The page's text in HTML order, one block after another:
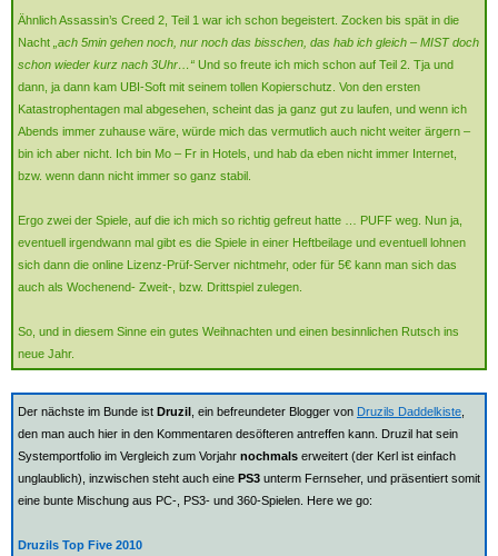
Ähnlich Assassin’s Creed 2, Teil 1 war ich schon begeistert. Zocken bis spät in die
Nacht „ach 5min gehen noch, nur noch das bisschen, das hab ich gleich – MIST doch
schon wieder kurz nach 3Uhr…“ Und so freute ich mich schon auf Teil 2. Tja und
dann, ja dann kam UBI-Soft mit seinem tollen Kopierschutz. Von den ersten
Katastrophentagen mal abgesehen, scheint das ja ganz gut zu laufen, und wenn ich
Abends immer zuhause wäre, würde mich das vermutlich auch nicht weiter ärgern –
bin ich aber nicht. Ich bin Mo – Fr in Hotels, und hab da eben nicht immer Internet,
bzw. wenn dann nicht immer so ganz stabil.
Ergo zwei der Spiele, auf die ich mich so richtig gefreut hatte … PUFF weg. Nun ja,
eventuell irgendwann mal gibt es die Spiele in einer Heftbeilage und eventuell lohnen
sich dann die online Lizenz-Prüf-Server nichtmehr, oder für 5€ kann man sich das
auch als Wochenend- Zweit-, bzw. Drittspiel zulegen.
So, und in diesem Sinne ein gutes Weihnachten und einen besinnlichen Rutsch ins
neue Jahr.
Der nächste im Bunde ist Druzil , ein befreundeter Blogger von Druzils Daddelkiste
den man auch hier in den Kommentaren desöfteren antreffen kann. Druzil hat sein
Systemportfolio im Vergleich zum Vorjahr nochmals erweitert (der Kerl ist einfach
unglaublich), inzwischen steht auch eine PS3 unterm Fernseher, und präsentiert somit
eine bunte Mischung aus PC-, PS3- und 360-Spielen. Here we go:
Druzils Top Five 2010